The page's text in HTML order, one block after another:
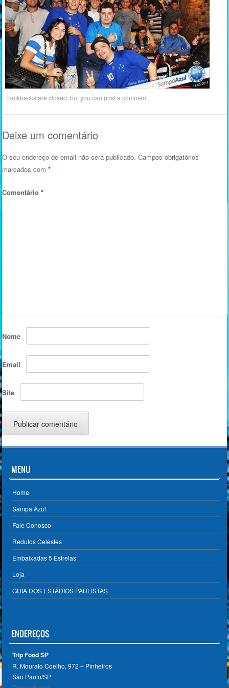
Trackbacks are closed, but you canpost a comment
Deixe um comentário
O seu endereço de email não será publicado. Campos obrigatórios
marcados com*
Comentário*
Nome
Email
Site
MENU
Home
Sampa Azul
Fale Conosco
Redutos Celestes
Embaixadas 5 Estrelas
Loja
GUIA DOS ESTÁDIOS PAULISTAS
ENDEREÇOS
Trip Food SP
R. Mourato Coelho, 972 – Pinheiros
São Paulo/SP ‎